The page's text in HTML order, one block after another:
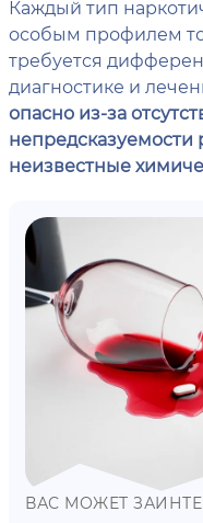
Каждый тип
особым профилем
требуется
диагностике и
опасно из-за
непредсказуемости
неизвестные
ВАС МОЖЕТ